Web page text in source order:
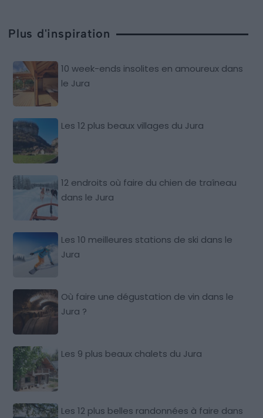
Plus d'inspiration
10 week-ends insolites en amoureux dans
le Jura
Les 12 plus beaux villages du Jura
12 endroits où faire du chien de traîneau
dans le Jura
Les 10 meilleures stations de ski dans le
Jura
Où faire une dégustation de vin dans le
Jura ?
Les 9 plus beaux chalets du Jura
Les 12 plus belles randonnées à faire dans